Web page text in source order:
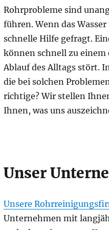
Rohrprobleme sind
führen. Wenn das
schnelle Hilfe gefragt.
können schnell zu einem
Ablauf des Alltags stört.
die bei solchen
richtige? Wir stellen
Ihnen, was uns
Unser
Unsere
Unternehmen mit